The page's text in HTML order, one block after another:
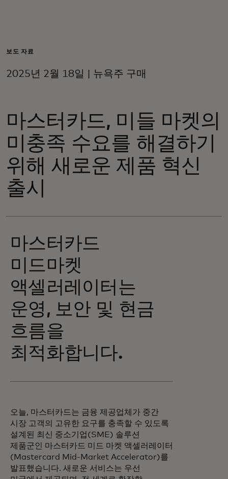
비즈니스 고객
이노베이터
뉴스 & 인사이트
보도 자료
2025년 2월 18일 | 뉴욕주 구매
마스터카드, 미들 마켓의
미충족 수요를 해결하기
위해 새로운 제품 혁신
출시
마스터카드
미드마켓
액셀러레이터는
운영, 보안 및 현금
흐름을
최적화합니다.
오늘, 마스터카드는 금융 제공업체가 중간
시장 고객의 고유한 요구를 충족할 수 있도록
설계된 최신 중소기업(SME) 솔루션
제품군인 마스터카드 미드 마켓 액셀러레이터
(Mastercard Mid-Market Accelerator)를
발표했습니다. 새로운 서비스는 우선